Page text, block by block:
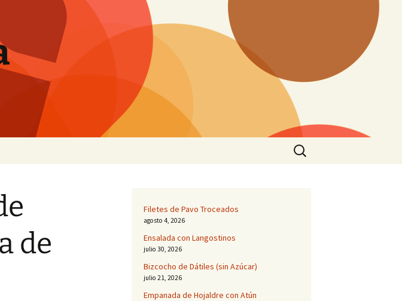
Buscar:
de
Filetes de Pavo Troceados
agosto 4, 2026
Ensalada con Langostinos
julio 30, 2026
Bizcocho de Dátiles (sin Azúcar)
julio 21, 2026
Empanada de Hojaldre con Atún